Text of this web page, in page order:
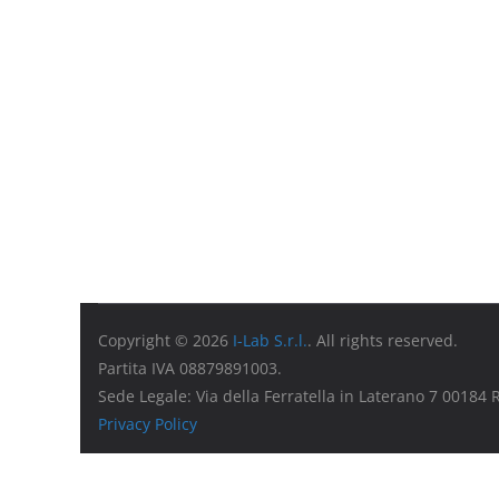
Copyright © 2026 I-Lab S.r.l.. All rights reserved.
Partita IVA 08879891003.
Sede Legale: Via della Ferratella in Laterano 7 00184
Privacy Policy